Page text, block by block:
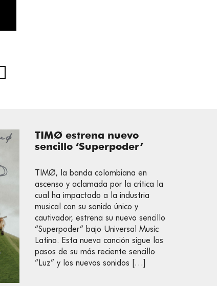
TIMØ estrena nuevo
sencillo ‘Superpoder’
TIMØ, la banda colombiana en
ascenso y aclamada por la critica la
cual ha impactado a la industria
musical con su sonido único y
cautivador, estrena su nuevo sencillo
“Superpoder” bajo Universal Music
Latino. Esta nueva canción sigue los
pasos de su más reciente sencillo
“Luz” y los nuevos sonidos […]